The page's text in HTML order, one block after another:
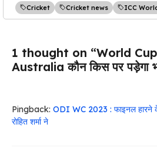
Cricket Cricket news ICC
1 thought on “World
Australia कौन किस पर पड़ेगा
Pingback: ODI WC 2023 : फाइनल हारने के
रोहित शर्मा ने